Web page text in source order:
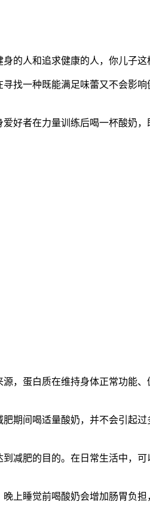
的人和追求健康的人，你儿子这
找一种既能满足味蕾又不会影
好者在力量训练后喝一杯酸奶
，蛋白质在维持身体正常功能
期间喝适量酸奶，并不会引起
减肥的目的。在日常生活中，
上睡觉前喝酸奶会增加肠胃负